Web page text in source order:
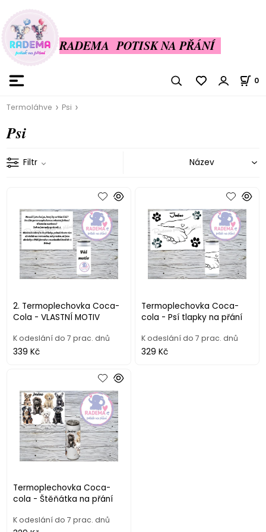
RADEMA POTISK NA PŘÁNÍ
0
Termoláhve Psi
Psi
Filtr
2. Termoplechovka Coca-
Cola - VLASTNÍ MOTIV
K odeslání do 7 prac. dnů
339 Kč
Termoplechovka Coca-
cola - Psí tlapky na přání
K odeslání do 7 prac. dnů
329 Kč
Termoplechovka Coca-
cola - Štěňátka na přání
K odeslání do 7 prac. dnů